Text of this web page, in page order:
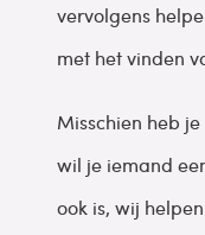
vervolgens
met het vinden
Misschien heb
wil je iemand
ook is, wij